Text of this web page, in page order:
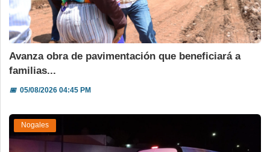
Avanza obra de pavimentación que beneficiará a
familias...
📅05/08/2026 04:45 PM
Nogales